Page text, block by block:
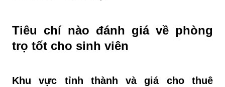
Tiêu chí nào đánh giá về phòng
trọ tốt cho sinh viên
Khu vực tỉnh thành và giá cho thuê